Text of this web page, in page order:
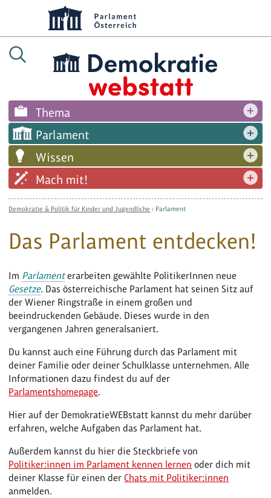
Thema
Parlament
Wissen
Mach mit!
Demokratie & Politik für Kinder und Jugendliche › Parlament
Das Parlament entdecken!
Im Parlamenterarbeiten gewählte PolitikerInnen neue
Gesetze. Das österreichische Parlament hat seinen Sitz auf
der Wiener Ringstraße in einem großen und
beeindruckenden Gebäude. Dieses wurde in den
vergangenen Jahren generalsaniert.
Du kannst auch eine Führung durch das Parlament mit
deiner Familie oder deiner Schulklasse unternehmen. Alle
Informationen dazu findest du auf der
Parlamentshomepage.
Hier auf der DemokratieWEBstatt kannst du mehr darüber
erfahren, welche Aufgaben das Parlament hat.
Außerdem kannst du hier die Steckbriefe von
Politiker:innen im Parlament kennen lernen oder dich mit
deiner Klasse für einen derChats mit Politiker:innen
anmelden.